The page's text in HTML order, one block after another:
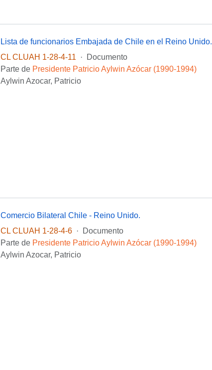
Lista de funcionarios Embajada de Chile en el Reino Unido.
CL CLUAH 1-28-4-11
·
Documento
Parte de Presidente Patricio Aylwin Azócar (1990-1994)
Aylwin Azocar, Patricio
Comercio Bilateral Chile - Reino Unido.
CL CLUAH 1-28-4-6
·
Documento
Parte de Presidente Patricio Aylwin Azócar (1990-1994)
Aylwin Azocar, Patricio